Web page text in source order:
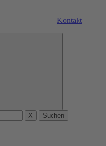
Kontakt
X Suchen